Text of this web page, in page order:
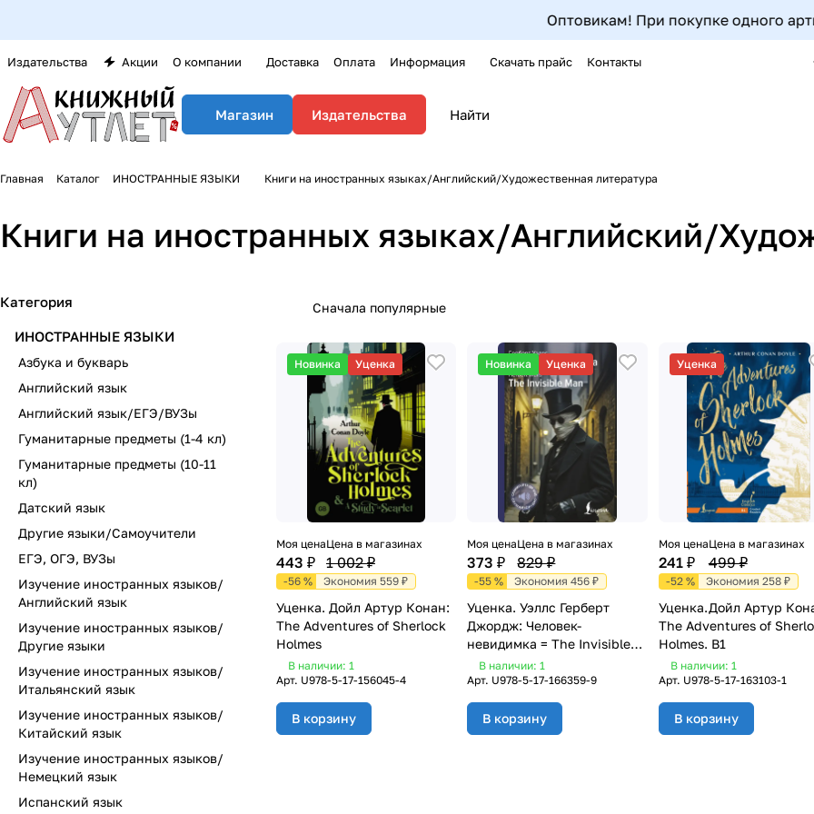
Оптовикам! При покупке одного артикула
Издательства Акции О компании Доставка Оплата Информация Скачать прайс Контакты
Магазин Издательства
Главная Каталог ИНОСТРАННЫЕ ЯЗЫКИ Книги на иностранных языках/Английский/Художественная литература
Книги на иностранных языках/Английский/
Сначала популярные
Новинка Уценка
Моя цена
443 ₽
Цена в магазинах
1 002 ₽
-56 % Экономия 559 ₽
Уценка. Дойл Артур Конан:
The Adventures of Sherlock
Holmes
В наличии: 1
Арт. U978-5-17-156045-4
В корзину
Новинка Уценка
Моя цена
373 ₽
Цена в магазинах
829 ₽
-55 % Экономия 456 ₽
Уценка. Уэллс Герберт
Джордж: Человек-
невидимка = The Invisible
Man
В наличии: 1
Арт. U978-5-17-166359-9
В корзину
Уценка
Моя цена
241 ₽
Цена в магазинах
499 ₽
-52 % Экономия 258 ₽
Уценка.Дойл Артур
The Adventures of
Holmes. B1
В наличии: 1
Арт. U978-5-17-163103-1
В корзину
Категория
ИНОСТРАННЫЕ ЯЗЫКИ
Азбука и букварь
Английский язык
Английский язык/ЕГЭ/ВУЗы
Гуманитарные предметы (1-4 кл)
Гуманитарные предметы (10-11
кл)
Датский язык
Другие языки/Самоучители
ЕГЭ, ОГЭ, ВУЗы
Изучение иностранных языков/
Английский язык
Изучение иностранных языков/
Другие языки
Изучение иностранных языков/
Итальянский язык
Изучение иностранных языков/
Китайский язык
Изучение иностранных языков/
Немецкий язык
Испанский язык